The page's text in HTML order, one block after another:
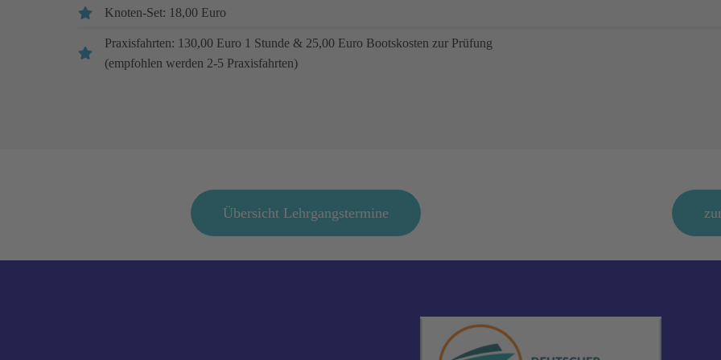
Knoten-Set: 18,00 Euro
Praxisfahrten: 130,00 Euro 1 Stunde & 25,00 Euro Bootskosten zur Prüfung
(empfohlen werden 2-5 Praxisfahrten)
Übersicht Lehrgangstermine